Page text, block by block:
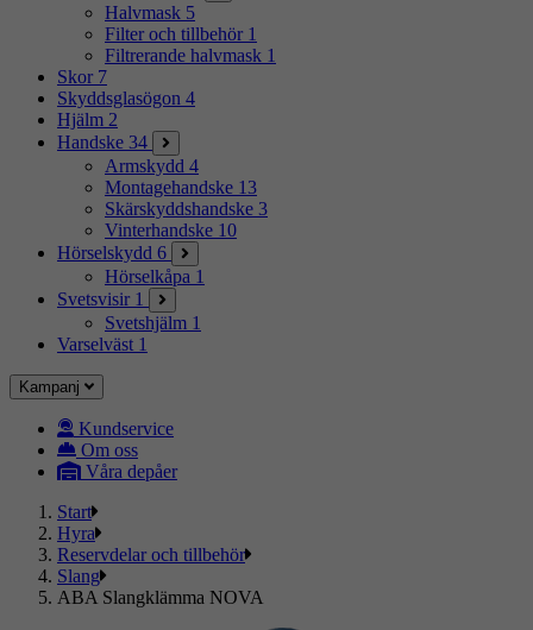
Halvmask 5
Filter och tillbehör 1
Filtrerande halvmask 1
Skor 7
Skyddsglasögon 4
Hjälm 2
Handske 34
Armskydd 4
Montagehandske 13
Skärskyddshandske 3
Vinterhandske 10
Hörselskydd 6
Hörselkåpa 1
Svetsvisir 1
Svetshjälm 1
Varselväst 1
Kampanj
Kundservice
Om oss
Våra depåer
Start
Hyra
Reservdelar och tillbehör
Slang
ABA Slangklämma NOVA